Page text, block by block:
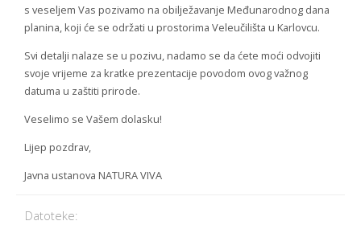
s veseljem Vas pozivamo na obilježavanje Međunarodnog dana
planina, koji će se održati u prostorima Veleučilišta u Karlovcu.
Svi detalji nalaze se u pozivu, nadamo se da ćete moći odvojiti
svoje vrijeme za kratke prezentacije povodom ovog važnog
datuma u zaštiti prirode.
Veselimo se Vašem dolasku!
Lijep pozdrav,
Javna ustanova NATURA VIVA
Datoteke: